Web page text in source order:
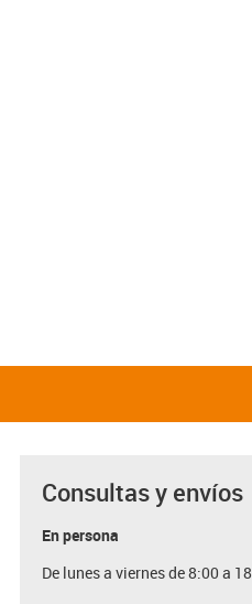
Consultas y envíos
En persona
De lunes a viernes de 8:00 a